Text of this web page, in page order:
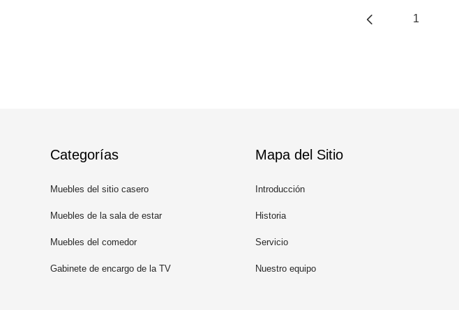
1
Categorías
Muebles del sitio casero
Muebles de la sala de estar
Muebles del comedor
Gabinete de encargo de la TV
Mapa del Sitio
Introducción
Historia
Servicio
Nuestro equipo